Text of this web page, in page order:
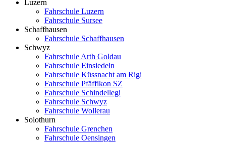
Luzern
Fahrschule Luzern
Fahrschule Sursee
Schaffhausen
Fahrschule Schaffhausen
Schwyz
Fahrschule Arth Goldau
Fahrschule Einsiedeln
Fahrschule Küssnacht am Rigi
Fahrschule Pfäffikon SZ
Fahrschule Schindellegi
Fahrschule Schwyz
Fahrschule Wollerau
Solothurn
Fahrschule Grenchen
Fahrschule Oensingen